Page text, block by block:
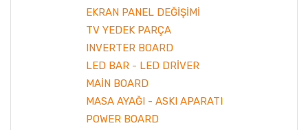
EKRAN PANEL DEĞİŞİMİ
TV YEDEK PARÇA
INVERTER BOARD
LED BAR - LED DRİVER
MAİN BOARD
MASA AYAĞI - ASKI APARATI
POWER BOARD